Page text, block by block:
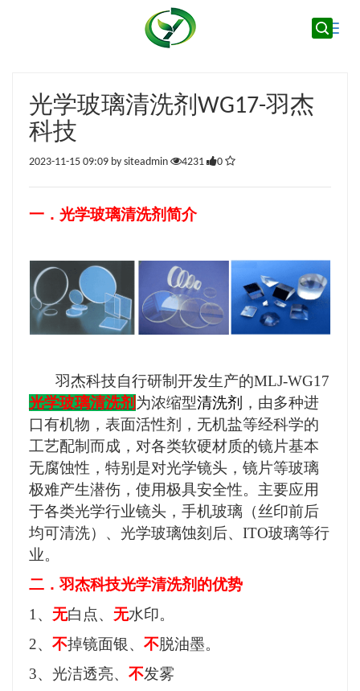
Toggle
光学玻璃清洗剂WG17-羽杰
科技
2023-11-15 09:09 by siteadmin 4231 0
一． 光学玻璃清洗剂简介
羽杰科技自行研制开发生产的MLJ-WG17
光学玻璃清洗剂 为浓缩型清洗剂 ，由多种进
口有机物，表面活性剂，无机盐等经科学的
工艺配制而成，对各类软硬材质的镜片基本
无腐蚀性，特别是对光学镜头，镜片等玻璃
极难产生潜伤，使用极具安全性。主要应用
于各类光学行业镜头，手机玻璃（丝印前后
均可清洗）、光学玻璃蚀刻后、ITO玻璃等行
业。
二．羽杰科技光学清洗剂的优势
1、 无白点、 无水印。
2、 不掉镜面银、 不脱油墨。
3、光洁透亮、 不发雾